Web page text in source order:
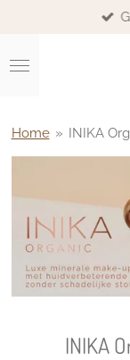
naar
de
Home » INIKA
INIKA